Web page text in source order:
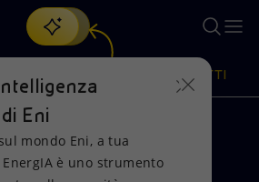
nostra nuova soluzione di intelligenza
PRODOTTI
NewsEni
mondo Eni, a tua
è uno strumento